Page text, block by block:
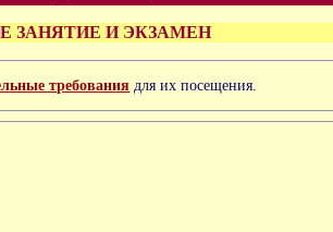
ЗАНЯТИЕ И ЭКЗАМЕН
требования для их посещения.